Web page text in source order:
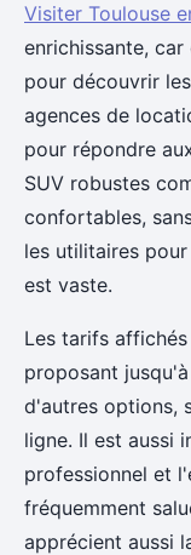
Visiter Toulouse
enrichissante,
pour découvrir
agences de
pour répondre
SUV robustes
confortables,
les utilitaires
est vaste.
Les tarifs
proposant
d'autres options,
ligne. Il est aussi
professionnel et
fréquemment
apprécient aussi